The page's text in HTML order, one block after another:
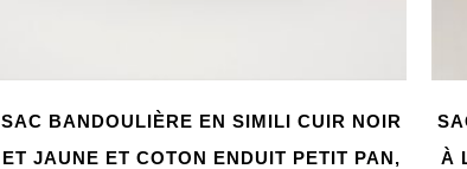
SAC BANDOULIÈRE EN SIMILI CUIR NOIR
ET JAUNE ET COTON ENDUIT PETIT PAN,
À